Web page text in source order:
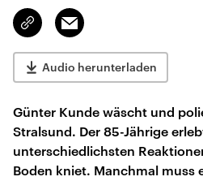
Link
kopieren/teilen
Email
Audio herunterladen
Günter Kunde wäscht und
Stralsund. Der 85-Jährige
unterschiedlichsten
Boden kniet. Manchmal muss